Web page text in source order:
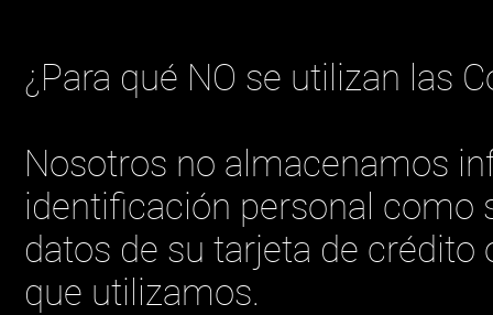
¿Para qué NO se utilizan las
Nosotros no almacenamos
identificación personal como
datos de su tarjeta de crédito
que utilizamos.